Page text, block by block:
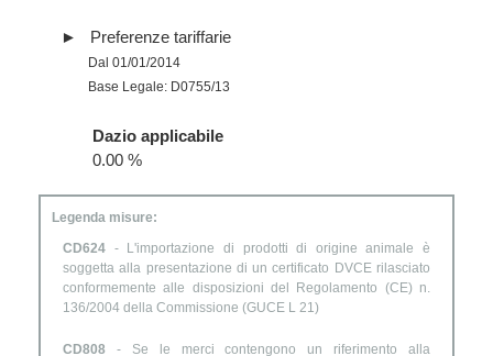
Preferenze tariffarie
Dal 01/01/2014
Base Legale: D0755/13
Dazio applicabile
0.00 %
Legenda misure:
CD624 - L'importazione di prodotti di origine animale è
soggetta alla presentazione di un certificato DVCE rilasciato
conformemente alle disposizioni del Regolamento (CE) n.
136/2004 della Commissione (GUCE L 21)
CD808 - Se le merci contengono un riferimento alla